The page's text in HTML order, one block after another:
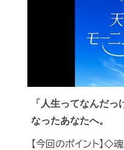
「人生ってなんだっ
なったあなたへ。
【今回のポイント】◇